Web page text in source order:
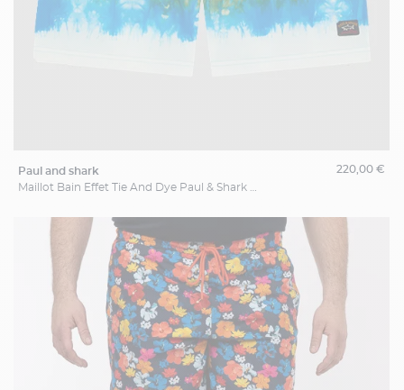
paul and shark
220,00 €